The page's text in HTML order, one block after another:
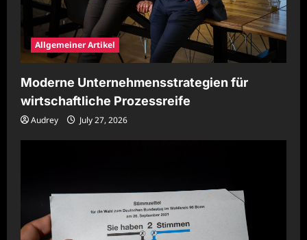
Allgemeiner Artikel
Moderne Unternehmensstrategien für
wirtschaftliche Prozessreife
Audrey July 27, 2026